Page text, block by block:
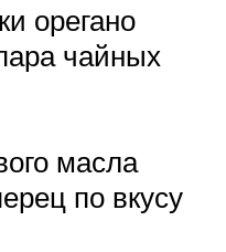
орегано
чайных
масла
по вкусу